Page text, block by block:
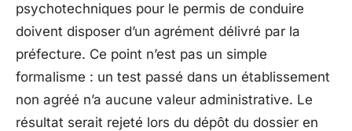
psychotechniques pour le permis de conduire
doivent disposer d’un agrément délivré par la
préfecture. Ce point n’est pas un simple
formalisme : un test passé dans un établissement
non agréé n’a aucune valeur administrative. Le
résultat serait rejeté lors du dépôt du dossier en